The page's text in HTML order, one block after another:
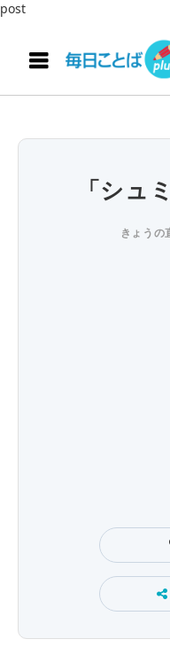
post
「シュ
きょうの